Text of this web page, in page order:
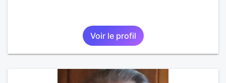
Voir le profil